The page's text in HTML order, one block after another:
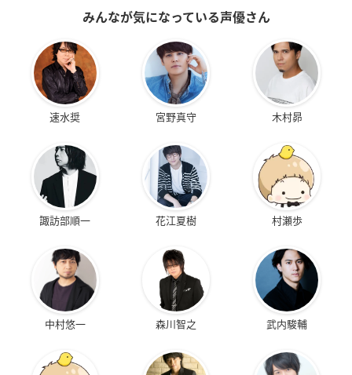
みんなが気になっている声優さん
速水奨 宮野真守 木村昴
諏訪部順一 花江夏樹 村瀬歩
中村悠一 森川智之 武内駿輔